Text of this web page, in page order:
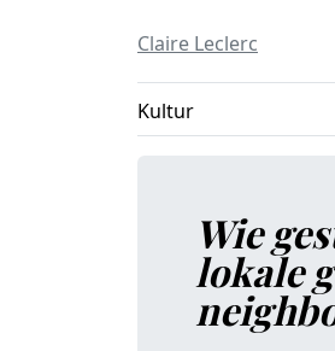
Claire Leclerc
Kultur
Wie
lokale